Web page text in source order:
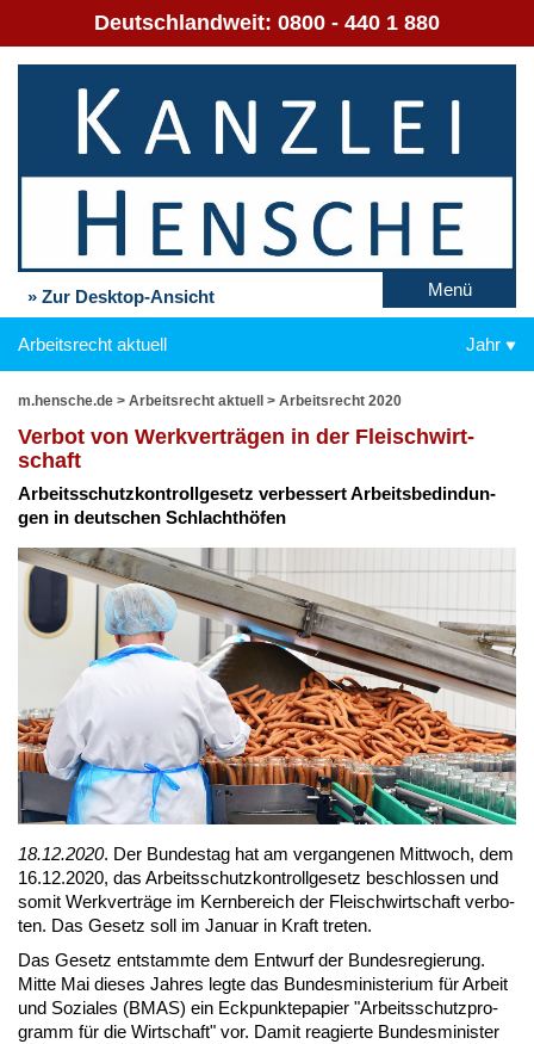
Deutschlandweit: 0800 - 440 1 880
» Zur Desktop-Ansicht Menü
Arbeitsrecht aktuell Jahr
m.hensche.de > Arbeitsrecht aktuell > Arbeitsrecht 2020
Ver­bot von Werk­ver­trä­gen in der Fleisch­wirt­
schaft
Ar­beits­schutz­kon­troll­ge­setz ver­bes­sert Ar­beits­bed­in­dun­
gen in deut­schen Schlacht­hö­fen
18.12.2020. Der Bun­des­tag hat am ver­gan­ge­nen Mitt­woch, dem
16.12.2020, das Ar­beits­schutz­kon­troll­ge­setz be­schlos­sen und
so­mit Werk­ver­trä­ge im Kern­be­reich der Fleisch­wirt­schaft ver­bo­
ten. Das Ge­setz soll im Ja­nu­ar in Kraft tre­ten.
Das Ge­setz ent­stamm­te dem Ent­wurf der Bun­des­re­gie­rung.
Mit­te Mai die­ses Jah­res leg­te das Bun­des­mi­nis­te­ri­um für Ar­beit
und So­zia­les (BMAS) ein Eck­punk­te­pa­pier "Ar­beits­schutz­pro­
gramm für die Wirt­schaft" vor. Da­mit re­agier­te Bun­des­mi­nis­ter